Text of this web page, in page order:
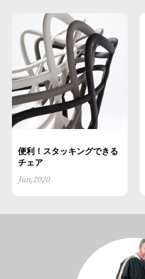
便利！スタッキングできる
チェア
Jun,2020